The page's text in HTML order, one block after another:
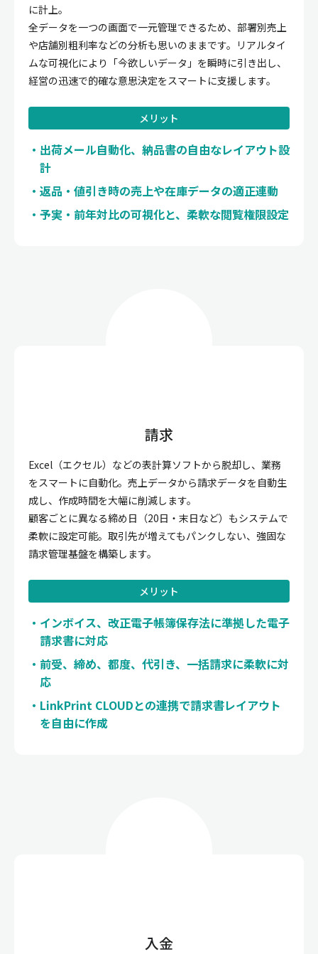
に計上。
全データを一つの画面で一元管理できるため、部署別売上
や店舗別粗利率などの分析も思いのままです。リアルタイ
ムな可視化により「今欲しいデータ」を瞬時に引き出し、
経営の迅速で的確な意思決定をスマートに支援します。
メリット
出荷メール自動化、納品書の自由なレイアウト設
計
返品・値引き時の売上や在庫データの適正連動
予実・前年対比の可視化と、柔軟な閲覧権限設定
請求
Excel（エクセル）などの表計算ソフトから脱却し、業務
をスマートに自動化。売上データから請求データを自動生
成し、作成時間を大幅に削減します。
顧客ごとに異なる締め日（20日・末日など）もシステムで
柔軟に設定可能。取引先が増えてもパンクしない、強固な
請求管理基盤を構築します。
メリット
インボイス、改正電子帳簿保存法に準拠した電子
請求書に対応
前受、締め、都度、代引き、一括請求に柔軟に対
応
LinkPrint CLOUDとの連携で請求書レイアウト
を自由に作成
入金